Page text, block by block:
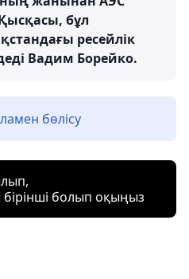
бұл
ресейлік
Вадим Борейко.
бөлісу
болып оқыңыз